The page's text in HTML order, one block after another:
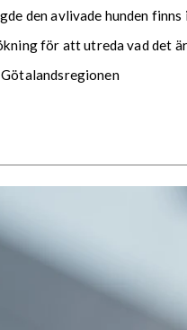
den avlivade hunden
för att utreda vad det